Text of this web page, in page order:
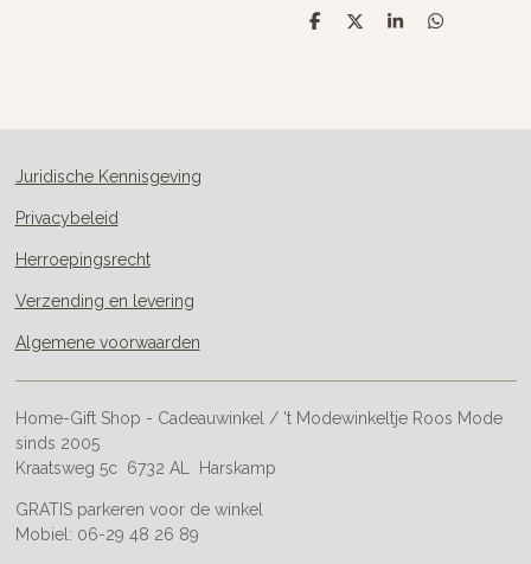
D
D
S
D
Juridische Kennisgeving
Privacybeleid
Herroepingsrecht
Verzending en levering
Algemene voorwaarden
Home-Gift Shop - Cadeauwinkel / 't Modewinkeltje Roos Mode
sinds 2005
Kraatsweg 5c 6732 AL Harskamp
GRATIS parkeren voor de winkel
Mobiel: 06-29 48 26 89